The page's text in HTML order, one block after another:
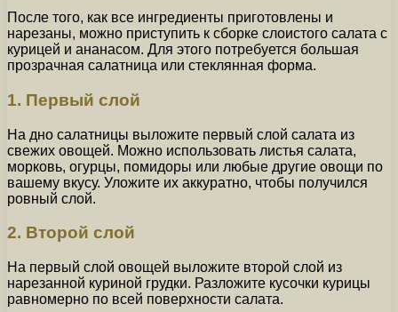
После того, как все ингредиенты приготовлены и
нарезаны, можно приступить к сборке слоистого салата с
курицей и ананасом. Для этого потребуется большая
прозрачная салатница или стеклянная форма.
1. Первый слой
На дно салатницы выложите первый слой салата из
свежих овощей. Можно использовать листья салата,
морковь, огурцы, помидоры или любые другие овощи по
вашему вкусу. Уложите их аккуратно, чтобы получился
ровный слой.
2. Второй слой
На первый слой овощей выложите второй слой из
нарезанной куриной грудки. Разложите кусочки курицы
равномерно по всей поверхности салата.